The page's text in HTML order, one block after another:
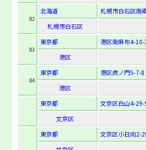
82
北海道
札幌市白石区南
札幌市白石区
83
東京都
港区南麻布4-
港区
84
東京都
港区虎ノ門5-7-8
港区
東京都
文京区白山4-29-
文京区
東京都
文京区小日向2-